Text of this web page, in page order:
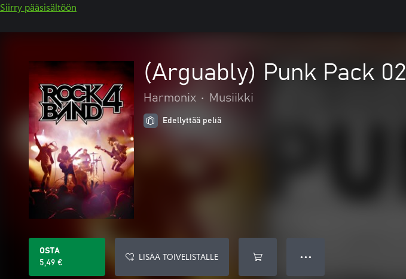
Siirry pääsisältöön
(Arguably) Punk Pack 02
Harmonix • Musiikki
Edellyttää peliä
OSTA
5,49 €
LISÄÄ TOIVELISTALLE ● ● ●